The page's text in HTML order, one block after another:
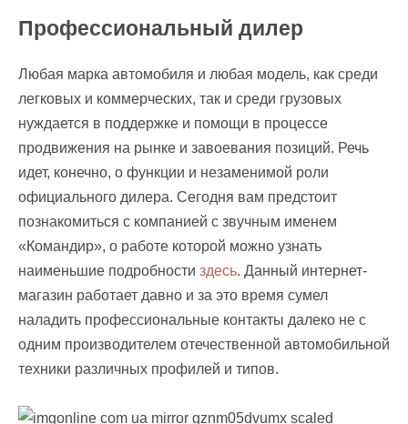
Профессиональный дилер
Любая марка автомобиля и любая модель, как среди
легковых и коммерческих, так и среди грузовых
нуждается в поддержке и помощи в процессе
продвижения на рынке и завоевания позиций. Речь
идет, конечно, о функции и незаменимой роли
официального дилера. Сегодня вам предстоит
познакомиться с компанией с звучным именем
«Командир», о работе которой можно узнать
наименьшие подробности здесь. Данный интернет-
магазин работает давно и за это время сумел
наладить профессиональные контакты далеко не с
одним производителем отечественной автомобильной
техники различных профилей и типов.